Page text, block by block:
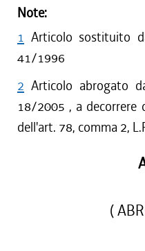
Note:
1 Articolo sostituito
41/1996
2 Articolo abrogato
18/2005 , a decorrere
dell'art. 78, comma 2,
(